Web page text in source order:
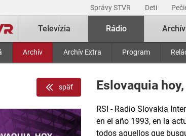
Správy STVR Deti
Televízia Rádio
Archív Archív Extra Program
Archív
Eslovaquia
RSI - Radio Slovakia
en el año 1993, en la
todos aquellos que
späť